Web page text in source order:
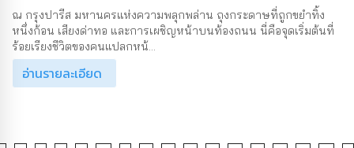
ณ กรุงปารีส มหานครแห่งความพลุกพล่าน ถุงกระดาษที่ถูกขยำทิ้ง
หนึ่งก้อน เสียงด่าทอ และการเผชิญหน้าบนท้องถนน นี่คือจุดเริ่มต้นที่
ร้อยเรียงชีวิตของคนแปลกหน้...
อ่านรายละเอียด